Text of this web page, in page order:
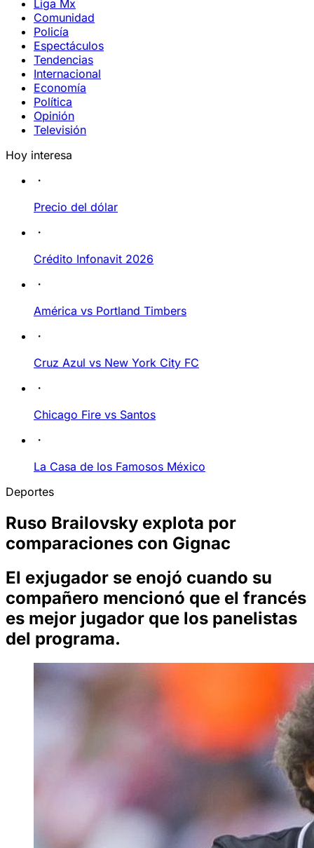
Liga Mx
Comunidad
Policía
Espectáculos
Tendencias
Internacional
Economía
Política
Opinión
Televisión
Hoy interesa
Precio del dólar
Crédito Infonavit 2026
América vs Portland Timbers
Cruz Azul vs New York City FC
Chicago Fire vs Santos
La Casa de los Famosos México
Deportes
Ruso Brailovsky explota por
comparaciones con Gignac
El exjugador se enojó cuando su
compañero mencionó que el francés
es mejor jugador que los panelistas
del programa.